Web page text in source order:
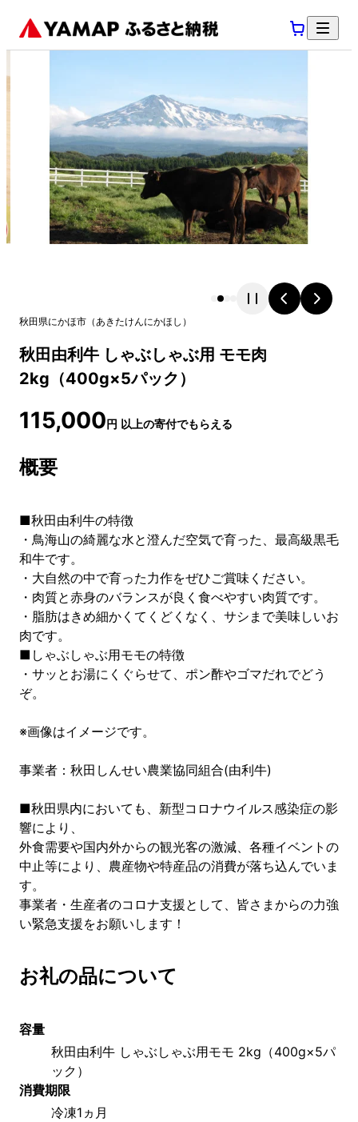
秋田県にかほ市 （あきたけんにかほし ）
秋田由利牛 しゃぶしゃぶ用 モモ肉
2kg（400g×5パック）
115,000円 以上の寄付でもらえる
概要
■秋田由利牛の特徴
・鳥海山の綺麗な水と澄んだ空気で育った、最高級黒毛
和牛です。
・大自然の中で育った力作をぜひご賞味ください。
・肉質と赤身のバランスが良く食べやすい肉質です。
・脂肪はきめ細かくてくどくなく、サシまで美味しいお
肉です。
■しゃぶしゃぶ用モモの特徴
・サッとお湯にくぐらせて、ポン酢やゴマだれでどう
ぞ。
※画像はイメージです。
事業者：秋田しんせい農業協同組合(由利牛)
■秋田県内においても、新型コロナウイルス感染症の影
響により、
外食需要や国内外からの観光客の激減、各種イベントの
中止等により、農産物や特産品の消費が落ち込んでいま
す。
事業者・生産者のコロナ支援として、皆さまからの力強
い緊急支援をお願いします！
お礼の品について
容量
秋田由利牛 しゃぶしゃぶ用モモ 2kg（400g×5パ
ック）
消費期限
冷凍1ヵ月